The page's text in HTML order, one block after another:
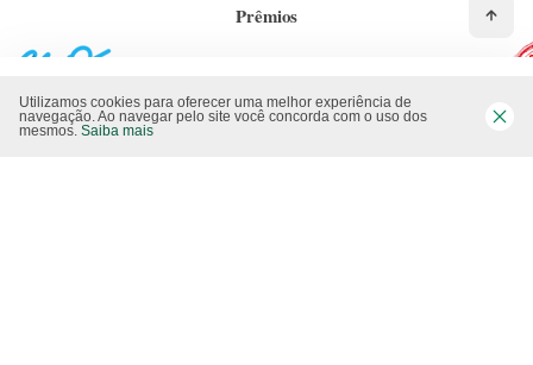
Prêmios
Utilizamos cookies para oferecer uma melhor experiência de
navegação. Ao navegar pelo site você concorda com o uso dos
mesmos. Saiba mais